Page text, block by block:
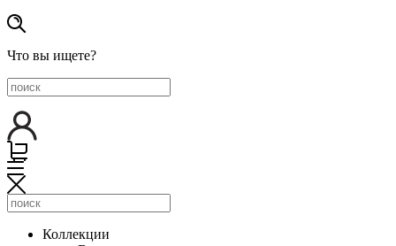
Что вы ищете?
Коллекции